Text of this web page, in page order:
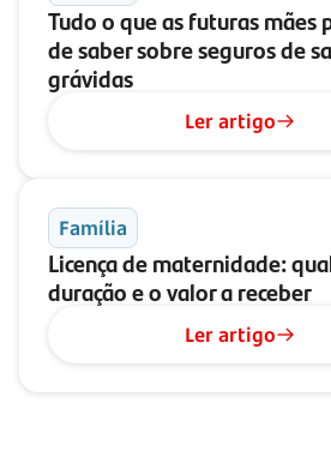
Tudo o que as futuras mães
de saber sobre seguros de
grávidas
Ler artigo
Família
Licença de maternidade:
duração e o valor a receber
Ler artigo